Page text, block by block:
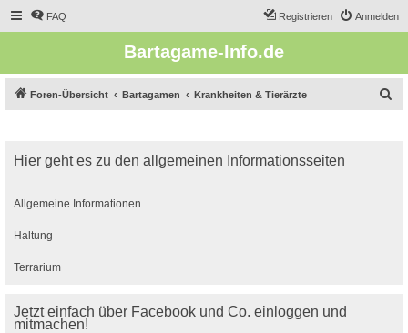
FAQ Anmelden
Registrieren
Bartagame-Info.de
Foren-Übersicht Bartagamen Krankheiten & Tierärzte
e
Hier geht es zu den allgemeinen Informationsseiten
Allgemeine Informationen
Haltung
Terrarium
Jetzt einfach über Facebook und Co. einloggen und
mitmachen!